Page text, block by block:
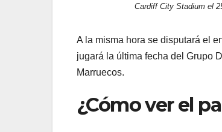
Cardiff City Stadium el
A la misma hora se disputará el
jugará la última fecha del Grupo
Marruecos.
¿Cómo ver el